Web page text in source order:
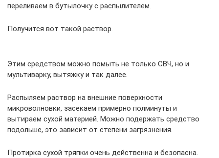
переливаем в бутылочку с распылителем.
Получится вот такой раствор.
Этим средством можно помыть не только СВЧ, но и
мультиварку, вытяжку и так далее.
Распыляем раствор на внешние поверхности
микроволновки, засекаем примерно полминуты и
вытираем сухой материей. Можно подержать средство
подольше, это зависит от степени загрязнения.
Протирка сухой тряпки очень действенна и безопасна.